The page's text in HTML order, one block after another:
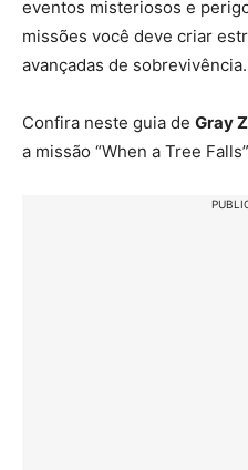
eventos misteriosos e
missões você deve criar
avançadas de sobrevivência.
Confira neste guia de Gray
a missão “When a Tree